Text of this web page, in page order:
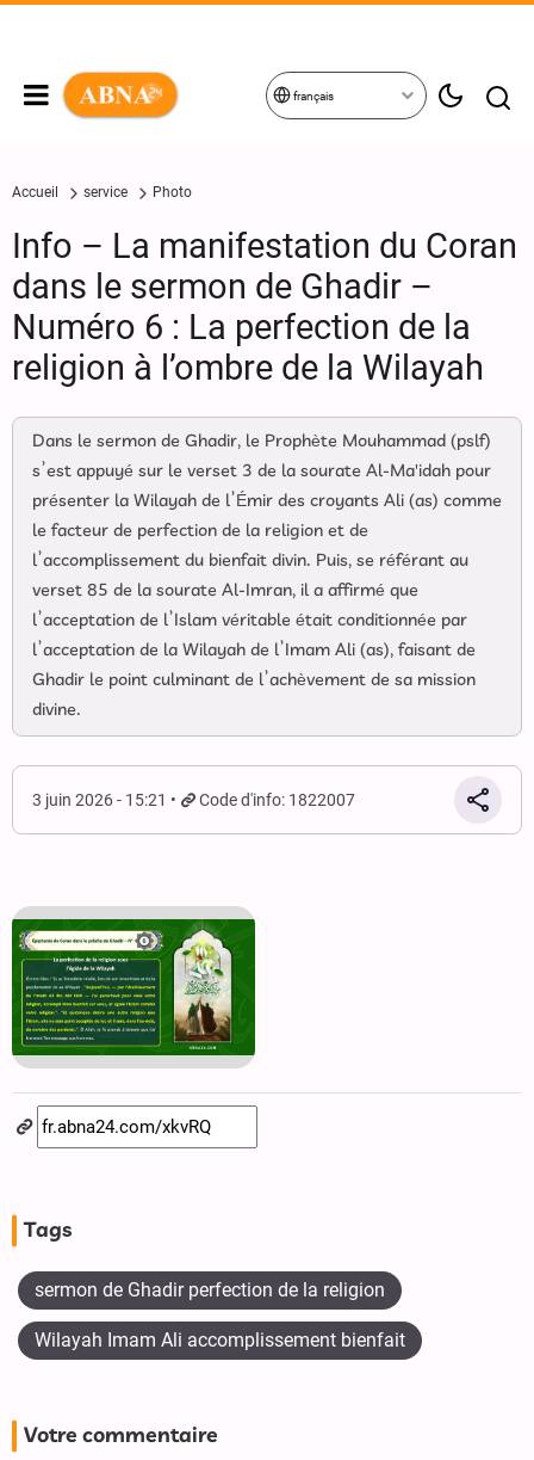
français
Accueil service Photo
Info – La manifestation du Coran
dans le sermon de Ghadir –
Numéro 6 : La perfection de la
religion à l’ombre de la Wilayah
Dans le sermon de Ghadir, le Prophète Mouhammad (pslf)
s’est appuyé sur le verset 3 de la sourate Al-Ma'idah pour
présenter la Wilayah de l’Émir des croyants Ali (as) comme
le facteur de perfection de la religion et de
l’accomplissement du bienfait divin. Puis, se référant au
verset 85 de la sourate Al-Imran, il a affirmé que
l’acceptation de l’Islam véritable était conditionnée par
l’acceptation de la Wilayah de l’Imam Ali (as), faisant de
Ghadir le point culminant de l’achèvement de sa mission
divine.
3 juin 2026 - 15:21 Code d'info: 1822007
Tags
sermon de Ghadir perfection de la religion
Wilayah Imam Ali accomplissement bienfait
Votre commentaire